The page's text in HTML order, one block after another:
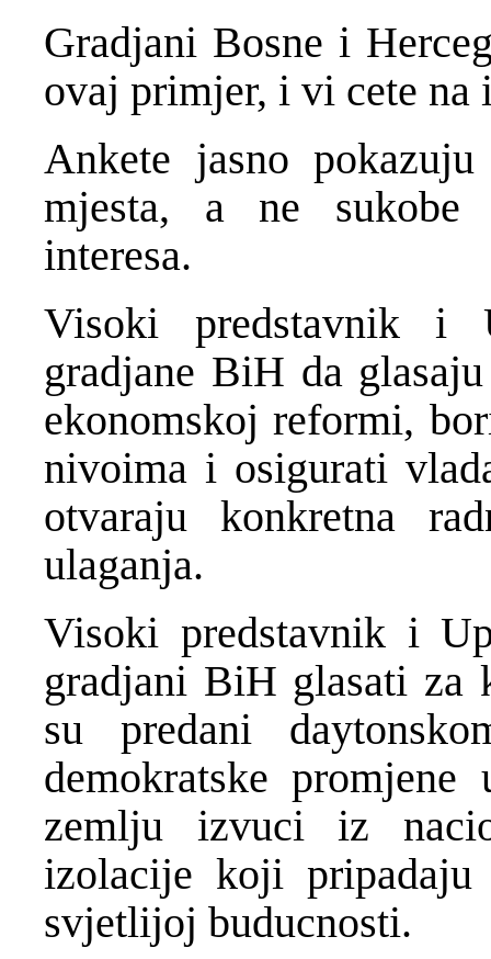
Gradjani Bosne i
ovaj primjer, i vi cete na
Ankete jasno
mjesta, a ne sukobe
interesa.
Visoki predstavnik i
gradjane BiH da
ekonomskoj reformi,
nivoima i osigurati
otvaraju konkretna
ulaganja.
Visoki predstavnik i
gradjani BiH glasati za
su predani
demokratske
zemlju izvuci iz
izolacije koji
svjetlijoj buducnosti.